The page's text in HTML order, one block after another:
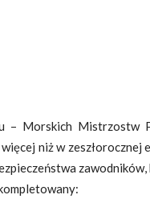
– Morskich Mistrzostw
niż w zeszłorocznej